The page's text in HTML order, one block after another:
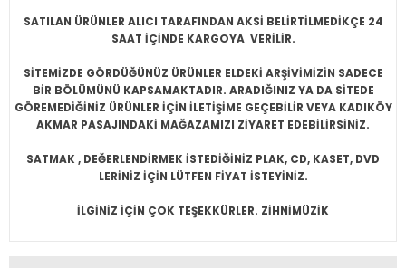
SATILAN ÜRÜNLER ALICI TARAFINDAN AKSİ BELİRTİLMEDİKÇE 24
SAAT İÇİNDE KARGOYA VERİLİR.
SİTEMİZDE GÖRDÜĞÜNÜZ ÜRÜNLER ELDEKİ ARŞİVİMİZİN SADECE
BİR BÖLÜMÜNÜ KAPSAMAKTADIR. ARADIĞINIZ YA DA SİTEDE
GÖREMEDİĞİNİZ ÜRÜNLER İÇİN İLETİŞİME GEÇEBİLİR VEYA KADIKÖY
AKMAR PASAJINDAKİ MAĞAZAMIZI ZİYARET EDEBİLİRSİNİZ.
SATMAK , DEĞERLENDİRMEK İSTEDİĞİNİZ PLAK, CD, KASET, DVD
LERİNİZ İÇİN LÜTFEN FİYAT İSTEYİNİZ.
İLGİNİZ İÇİN ÇOK TEŞEKKÜRLER. ZİHNİMÜZİK